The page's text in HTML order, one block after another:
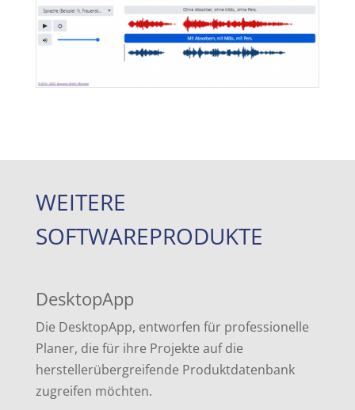
WEITERE
SOFTWAREPRODUKTE
DesktopApp
Die DesktopApp, entworfen für professionelle
Planer, die für ihre Projekte auf die
herstellerübergreifende Produktdatenbank
zugreifen möchten.